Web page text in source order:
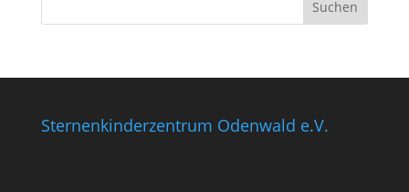
Sternenkinderzentrum Odenwald e.V.